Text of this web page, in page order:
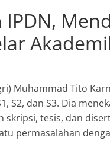
Muhammad Tito
S2, dan S3. Dia
tesis, dan
permasalahan